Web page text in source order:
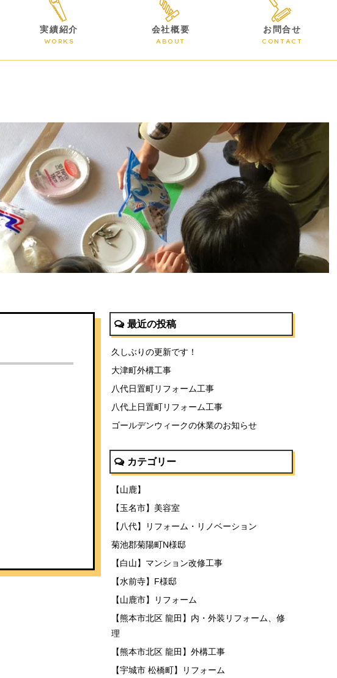
実績紹介
WORKS
会社概要
ABOUT
お問合せ
CONTACT
最近の投稿
久しぶりの更新です！
大津町外構工事
八代日置町リフォーム工事
八代上日置町リフォーム工事
ゴールデンウィークの休業のお知らせ
カテゴリー
【山鹿】
【玉名市】美容室
【八代】リフォーム・リノベーション
菊池郡菊陽町N様邸
【白山】マンション改修工事
【水前寺】F様邸
【山鹿市】リフォーム
【熊本市北区 龍田】内・外装リフォーム、修
理
【熊本市北区 龍田】外構工事
【宇城市 松橋町】リフォーム